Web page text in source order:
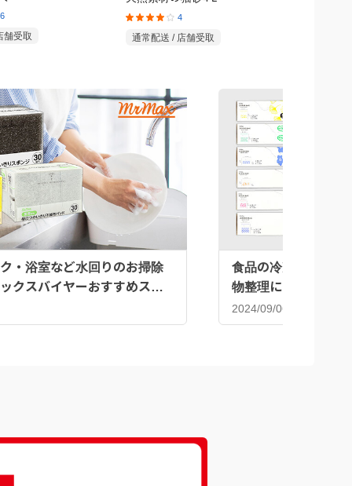
舗受取 通常配送 / 店舗受取
・浴室など水回りのお掃除
クスバイヤーおすすめスポ
食品の冷凍だけじゃ
物整理にも♪ジッパ